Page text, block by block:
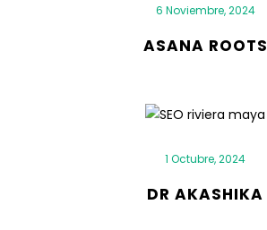
6 Noviembre, 2024
ASANA ROOTS
1 Octubre, 2024
DR AKASHIKA